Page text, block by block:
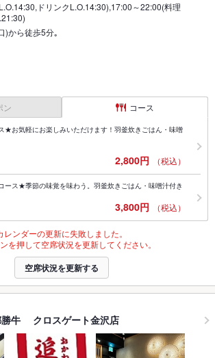
ドリンクL.O.14:30),17:00～22:00(料理
)から徒歩5分｡
ン コース
★お気軽にお楽しみいただけます！羽釜炊きごはん・味噌
2,800円 （税込）
ース★季節の味覚を味わう。羽釜炊きごはん・味噌汁付き
3,800円 （税込）
レンダーの更新に失敗しました。
を押して空席状況を更新してください。
空席状況を更新する
牛 クロスゲート金沢店